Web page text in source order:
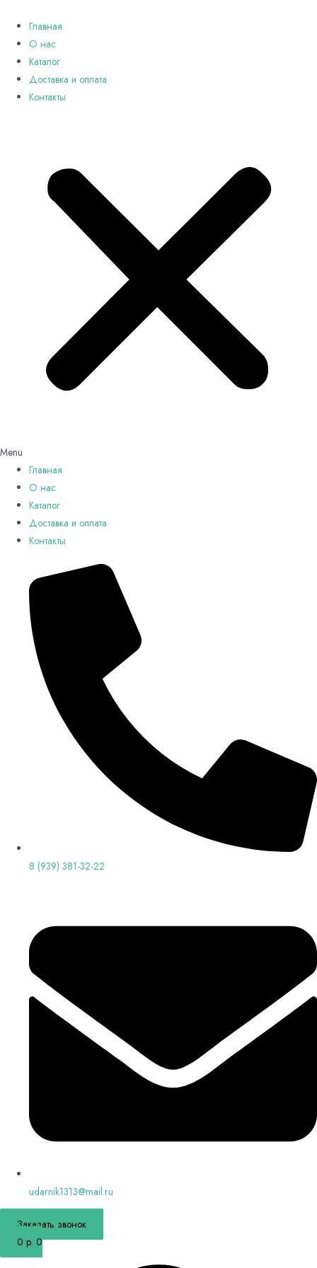
содержимому
Главная
О нас
Каталог
Доставка и оплата
Контакты
Menu
Главная
О нас
Каталог
Доставка и оплата
Контакты
8 (939) 381-32-22
udarnik1313@mail.ru
Заказать звонок
0 р. 0